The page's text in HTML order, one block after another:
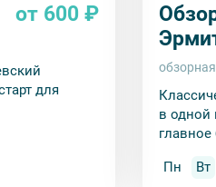
от 600 ₽
для
обзорная
в одной
главное
Пн Вт